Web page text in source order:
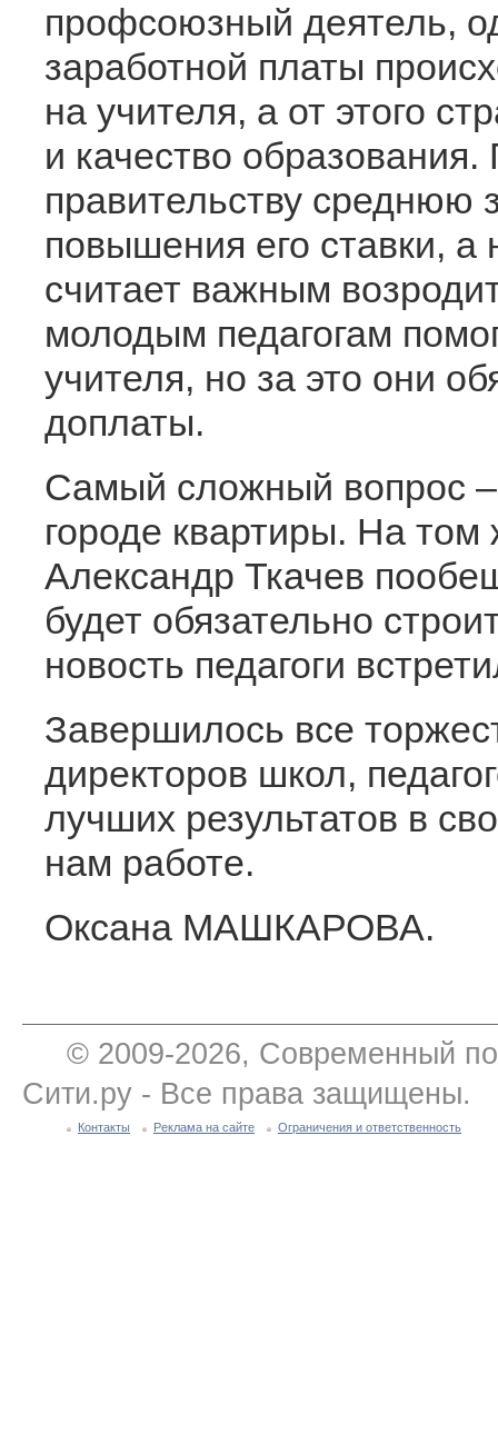
профсоюзный деятель,
заработной платы
на учителя, а от этого
и качество
правительству среднюю
повышения его ставки, а
считает важным
молодым педагогам
учителя, но за это они
доплаты.
Самый сложный вопрос
городе квартиры. На
Александр Ткачев
будет обязательно
новость педагоги
Завершилось все
директоров школ,
лучших результатов в
нам работе.
Оксана МАШКАРОВА.
© 2009-2026, Современный
Сити.ру - Все права защищены.
Контакты Реклама на сайте Ограничения и ответственность